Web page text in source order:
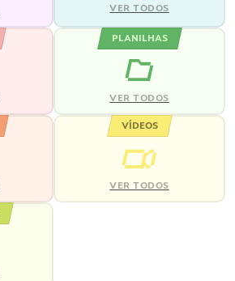
VER TODOS
PLANILHAS
VER TODOS
VÍDEOS
VER TODOS